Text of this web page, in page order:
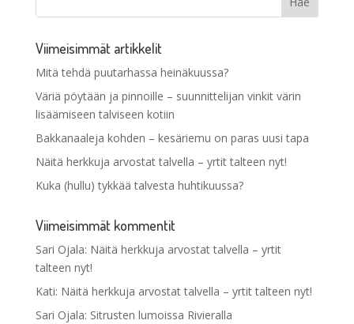
Viimeisimmät artikkelit
Mitä tehdä puutarhassa heinäkuussa?
Väriä pöytään ja pinnoille – suunnittelijan vinkit värin
lisäämiseen talviseen kotiin
Bakkanaaleja kohden – kesäriemu on paras uusi tapa
Näitä herkkuja arvostat talvella – yrtit talteen nyt!
Kuka (hullu) tykkää talvesta huhtikuussa?
Viimeisimmät kommentit
Sari Ojala: Näitä herkkuja arvostat talvella – yrtit
talteen nyt!
Kati: Näitä herkkuja arvostat talvella – yrtit talteen nyt!
Sari Ojala: Sitrusten lumoissa Rivieralla